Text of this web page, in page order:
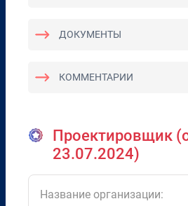
ДОКУМЕНТЫ
КОММЕНТАРИИ
Проектировщик
23.07.2024)
Название организации: